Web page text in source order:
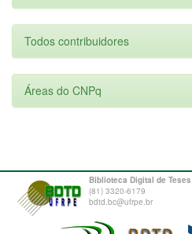
Todos contribuidores
Áreas do CNPq
Biblioteca Digital de
(81) 3320-6179
bdtd.bc@ufrpe.br